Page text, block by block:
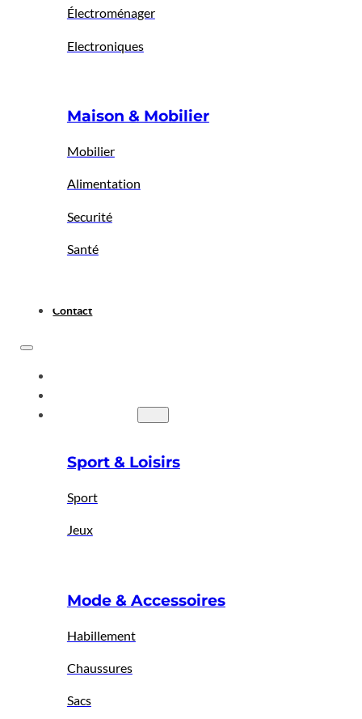
Électroménager
Electroniques
Maison & Mobilier
Mobilier
Alimentation
Securité
Santé
Contact
Sport & Loisirs
Sport
Jeux
Mode & Accessoires
Habillement
Chaussures
Sacs